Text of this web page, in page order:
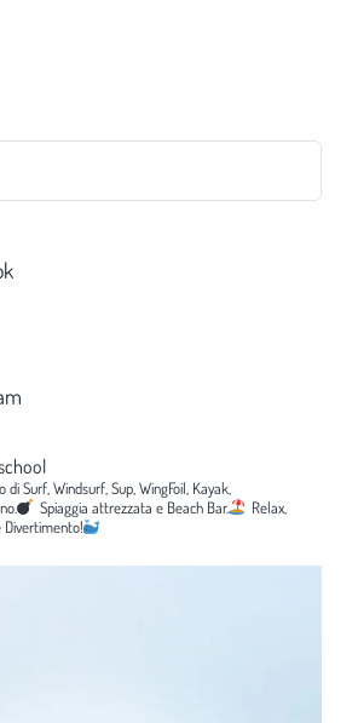
di Surf, Windsurf, Sup, WingFoil, Kayak,
Spiaggia attrezzata e Beach Bar.
Relax,
Divertimento!